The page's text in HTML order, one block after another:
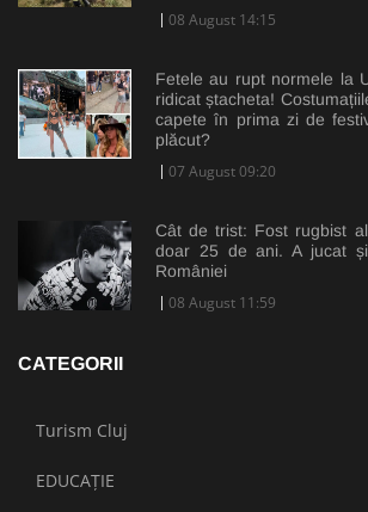
08 August 14:15
Fetele au rupt normele la
ridicat ștacheta!
capete în prima zi de
plăcut?
07 August 09:20
Cât de trist: Fost rugbist
doar 25 de ani. A jucat
României
08 August 11:59
CATEGORII
Turism Cluj
EDUCAȚIE